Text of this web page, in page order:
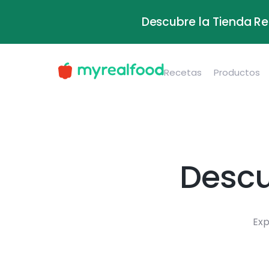
Descubre la Tienda
Recetas Productos